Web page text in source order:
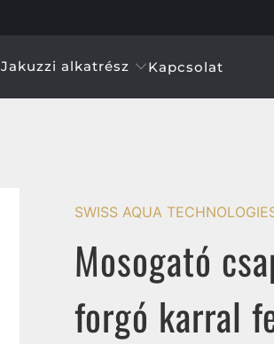
Jakuzzi alkatrész Kapcsolat
SWISS AQUA
Mosogató
forgó karral